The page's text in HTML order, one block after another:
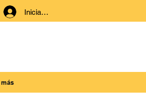
Iniciar sesión